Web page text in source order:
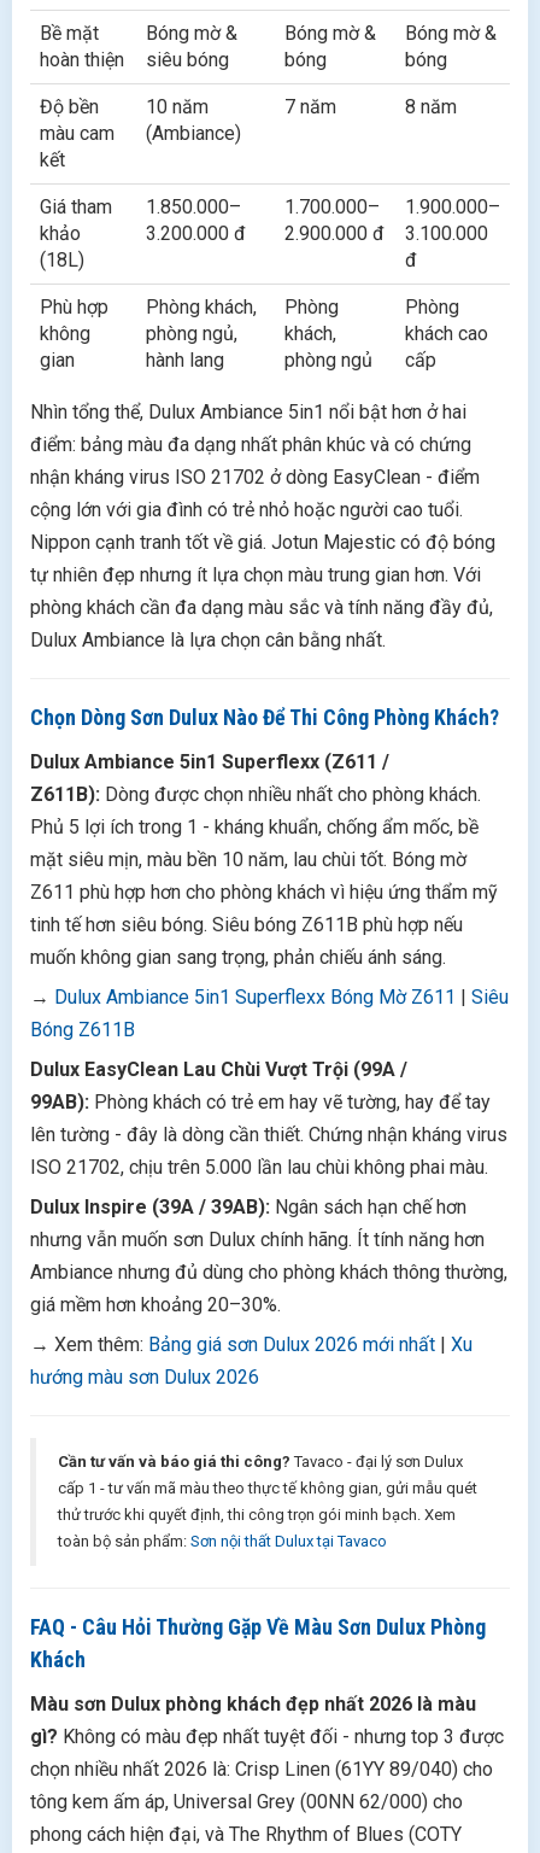
Bề mặt
hoàn thiện
Bóng mờ &
siêu bóng
Bóng mờ &
bóng
Bóng mờ &
bóng
Độ bền
màu cam
kết
10 năm
(Ambiance)
7 năm 8 năm
Giá tham
khảo
(18L)
1.850.000–
3.200.000 đ
1.700.000–
2.900.000 đ
1.900.000–
3.100.000
đ
Phù hợp
không
gian
Phòng khách,
phòng ngủ,
hành lang
Phòng
khách,
phòng ngủ
Phòng
khách cao
cấp
Nhìn tổng thể, Dulux Ambiance 5in1 nổi bật hơn ở hai
điểm: bảng màu đa dạng nhất phân khúc và có chứng
nhận kháng virus ISO 21702 ở dòng EasyClean - điểm
cộng lớn với gia đình có trẻ nhỏ hoặc người cao tuổi.
Nippon cạnh tranh tốt về giá. Jotun Majestic có độ bóng
tự nhiên đẹp nhưng ít lựa chọn màu trung gian hơn. Với
phòng khách cần đa dạng màu sắc và tính năng đầy đủ,
Dulux Ambiance là lựa chọn cân bằng nhất.
Chọn Dòng Sơn Dulux Nào Để Thi Công Phòng Khách?
Dulux Ambiance 5in1 Superflexx (Z611 /
Z611B): Dòng được chọn nhiều nhất cho phòng khách.
Phủ 5 lợi ích trong 1 - kháng khuẩn, chống ẩm mốc, bề
mặt siêu mịn, màu bền 10 năm, lau chùi tốt. Bóng mờ
Z611 phù hợp hơn cho phòng khách vì hiệu ứng thẩm mỹ
tinh tế hơn siêu bóng. Siêu bóng Z611B phù hợp nếu
muốn không gian sang trọng, phản chiếu ánh sáng.
→ Dulux Ambiance 5in1 Superflexx Bóng Mờ Z611 | Siêu
Bóng Z611B
Dulux EasyClean Lau Chùi Vượt Trội (99A /
99AB): Phòng khách có trẻ em hay vẽ tường, hay để tay
lên tường - đây là dòng cần thiết. Chứng nhận kháng virus
ISO 21702, chịu trên 5.000 lần lau chùi không phai màu.
Dulux Inspire (39A / 39AB): Ngân sách hạn chế hơn
nhưng vẫn muốn sơn Dulux chính hãng. Ít tính năng hơn
Ambiance nhưng đủ dùng cho phòng khách thông thường,
giá mềm hơn khoảng 20–30%.
→ Xem thêm: Bảng giá sơn Dulux 2026 mới nhất | Xu
hướng màu sơn Dulux 2026
Cần tư vấn và báo giá thi công? Tavaco - đại lý sơn Dulux
cấp 1 - tư vấn mã màu theo thực tế không gian, gửi mẫu quét
thử trước khi quyết định, thi công trọn gói minh bạch. Xem
toàn bộ sản phẩm: Sơn nội thất Dulux tại Tavaco
FAQ - Câu Hỏi Thường Gặp Về Màu Sơn Dulux Phòng
Khách
Màu sơn Dulux phòng khách đẹp nhất 2026 là màu
gì? Không có màu đẹp nhất tuyệt đối - nhưng top 3 được
chọn nhiều nhất 2026 là: Crisp Linen (61YY 89/040) cho
tông kem ấm áp, Universal Grey (00NN 62/000) cho
phong cách hiện đại, và The Rhythm of Blues (COTY